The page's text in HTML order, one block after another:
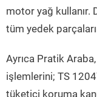
motor yağ kullanır.
tüm yedek
Ayrıca Pratik
işlemlerini; TS
tüketici koruma